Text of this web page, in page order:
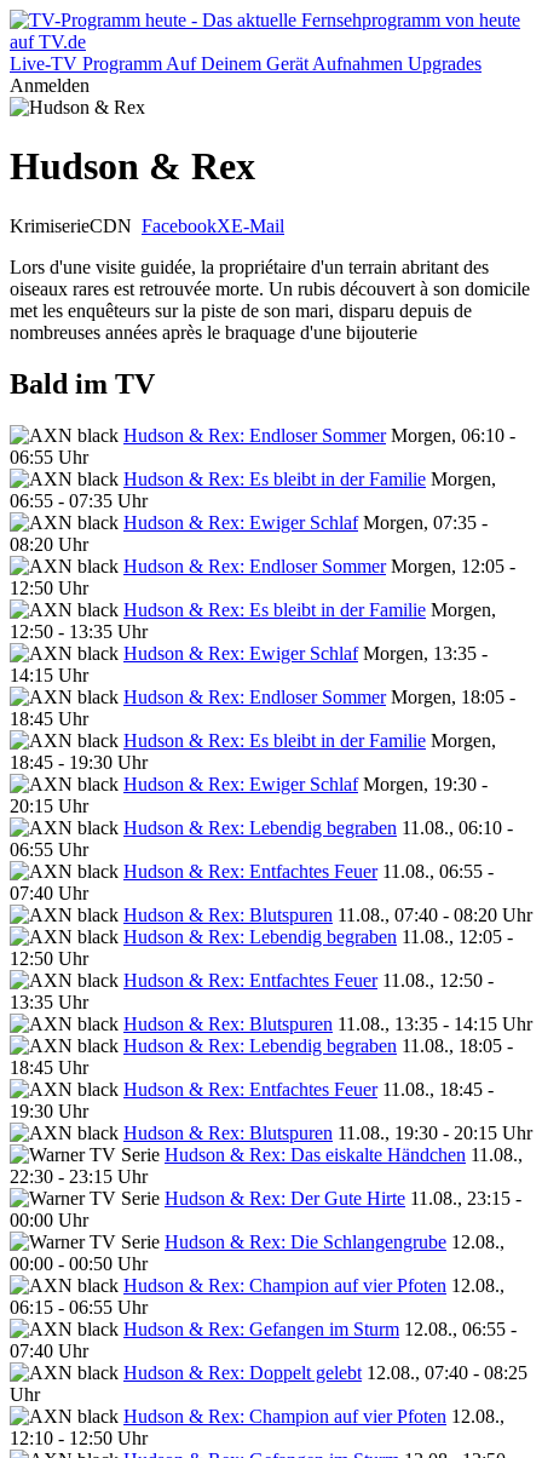
Live-TV Programm Auf Deinem Gerät Aufnahmen Upgrades
Anmelden
Hudson & Rex
KrimiserieCDN FacebookXE-Mail
Lors d'une visite guidée, la propriétaire d'un terrain abritant des
oiseaux rares est retrouvée morte. Un rubis découvert à son domicile
met les enquêteurs sur la piste de son mari, disparu depuis de
nombreuses années après le braquage d'une bijouterie
Bald im TV
Hudson & Rex: Endloser Sommer Morgen, 06:10 -
06:55 Uhr
Hudson & Rex: Es bleibt in der Familie Morgen,
06:55 - 07:35 Uhr
Hudson & Rex: Ewiger Schlaf Morgen, 07:35 -
08:20 Uhr
Hudson & Rex: Endloser Sommer Morgen, 12:05 -
12:50 Uhr
Hudson & Rex: Es bleibt in der Familie Morgen,
12:50 - 13:35 Uhr
Hudson & Rex: Ewiger Schlaf Morgen, 13:35 -
14:15 Uhr
Hudson & Rex: Endloser Sommer Morgen, 18:05 -
18:45 Uhr
Hudson & Rex: Es bleibt in der Familie Morgen,
18:45 - 19:30 Uhr
Hudson & Rex: Ewiger Schlaf Morgen, 19:30 -
20:15 Uhr
Hudson & Rex: Lebendig begraben 11.08., 06:10 -
06:55 Uhr
Hudson & Rex: Entfachtes Feuer 11.08., 06:55 -
07:40 Uhr
Hudson & Rex: Blutspuren 11.08., 07:40 - 08:20 Uhr
Hudson & Rex: Lebendig begraben 11.08., 12:05 -
12:50 Uhr
Hudson & Rex: Entfachtes Feuer 11.08., 12:50 -
13:35 Uhr
Hudson & Rex: Blutspuren 11.08., 13:35 - 14:15 Uhr
Hudson & Rex: Lebendig begraben 11.08., 18:05 -
18:45 Uhr
Hudson & Rex: Entfachtes Feuer 11.08., 18:45 -
19:30 Uhr
Hudson & Rex: Blutspuren 11.08., 19:30 - 20:15 Uhr
Hudson & Rex: Das eiskalte Händchen 11.08.,
22:30 - 23:15 Uhr
Hudson & Rex: Der Gute Hirte 11.08., 23:15 -
00:00 Uhr
Hudson & Rex: Die Schlangengrube 12.08.,
00:00 - 00:50 Uhr
Hudson & Rex: Champion auf vier Pfoten 12.08.,
06:15 - 06:55 Uhr
Hudson & Rex: Gefangen im Sturm 12.08., 06:55 -
07:40 Uhr
Hudson & Rex: Doppelt gelebt 12.08., 07:40 - 08:25
Uhr
Hudson & Rex: Champion auf vier Pfoten 12.08.,
12:10 - 12:50 Uhr